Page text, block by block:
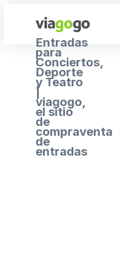
Entradas
para
Conciertos,
Deporte
y Teatro
|
viagogo,
el sitio
de
compraventa
de
entradas